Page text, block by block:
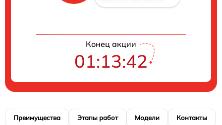
Конец акции
01:13:41
Преимущества Этапы работ Модели Контакты